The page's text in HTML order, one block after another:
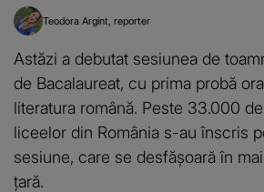
Teodora Argint reporter
Astăzi a debutat sesiunea de
de Bacalaureat, cu prima probă
literatura română. Peste 33.000
liceelor din România s-au înscris
sesiune, care se desfășoară în
țară.